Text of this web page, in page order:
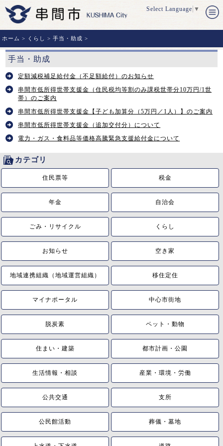
Select Language ▼
ホーム > くらし >手当・助成 >
手当・助成
定額減税補足給付金（不足額給付）のお知らせ
串間市低所得世帯支援金（住民税均等割のみ課税世帯分10万円/1世
帯）のご案内
串間市低所得世帯支援金【子ども加算分（5万円／1人）】のご案内
串間市低所得世帯支援金（追加交付分）について
電力・ガス・食料品等価格高騰緊急支援給付金について
カテゴリ
住民票等 税金
年金 自治会
ごみ・リサイクル くらし
お知らせ 空き家
地域連携組織（地域運営組織） 移住定住
マイナポータル 中心市街地
脱炭素 ペット・動物
住まい・建築 都市計画・公園
生活情報・相談 産業・環境・労働
公共交通 支所
公民館活動 葬儀・墓地